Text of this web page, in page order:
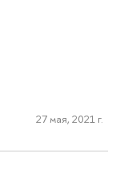
27 мая, 2021 г.